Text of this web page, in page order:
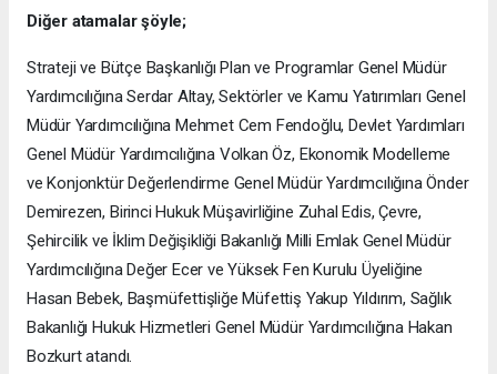
Diğer atamalar şöyle;
Strateji ve Bütçe Başkanlığı Plan ve Programlar Genel Müdür
Yardımcılığına Serdar Altay, Sektörler ve Kamu Yatırımları Genel
Müdür Yardımcılığına Mehmet Cem Fendoğlu, Devlet Yardımları
Genel Müdür Yardımcılığına Volkan Öz, Ekonomik Modelleme
ve Konjonktür Değerlendirme Genel Müdür Yardımcılığına Önder
Demirezen, Birinci Hukuk Müşavirliğine Zuhal Edis, Çevre,
Şehircilik ve İklim Değişikliği Bakanlığı Milli Emlak Genel Müdür
Yardımcılığına Değer Ecer ve Yüksek Fen Kurulu Üyeliğine
Hasan Bebek, Başmüfettişliğe Müfettiş Yakup Yıldırım, Sağlık
Bakanlığı Hukuk Hizmetleri Genel Müdür Yardımcılığına Hakan
Bozkurt atandı.